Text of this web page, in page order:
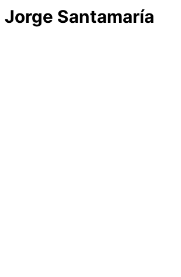
Jorge Santamaría